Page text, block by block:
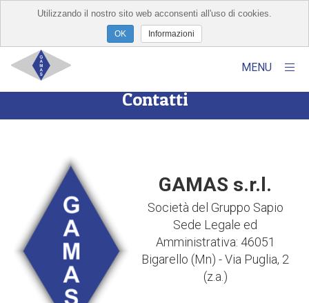
MENU
×
Home
Servizi
Contatti
GAMAS s.r.l.
Società del Gruppo Sapio
Sede Legale ed
Amministrativa: 46051
Bigarello (Mn) - Via Puglia, 2
(z.a.)
Utilizzando il nostro sito web acconsenti all'uso di cookies.
Informazioni